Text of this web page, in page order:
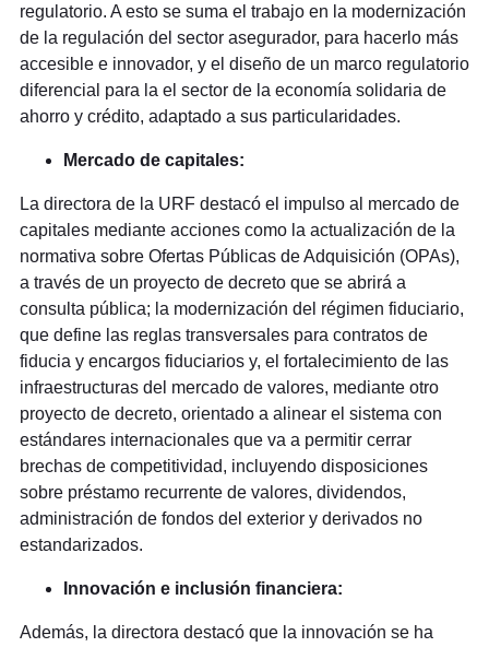
regulatorio. A esto se suma el trabajo en la modernización
de la regulación del sector asegurador, para hacerlo más
accesible e innovador, y el diseño de un marco regulatorio
diferencial para la el sector de la economía solidaria de
ahorro y crédito, adaptado a sus particularidades.
Mercado de capitales:
La directora de la URF destacó el impulso al mercado de
capitales mediante acciones como la actualización de la
normativa sobre Ofertas Públicas de Adquisición (OPAs),
a través de un proyecto de decreto que se abrirá a
consulta pública; la modernización del régimen fiduciario,
que define las reglas transversales para contratos de
fiducia y encargos fiduciarios y, el fortalecimiento de las
infraestructuras del mercado de valores, mediante otro
proyecto de decreto, orientado a alinear el sistema con
estándares internacionales que va a permitir cerrar
brechas de competitividad, incluyendo disposiciones
sobre préstamo recurrente de valores, dividendos,
administración de fondos del exterior y derivados no
estandarizados.
Innovación e inclusión financiera:
Además, la directora destacó que la innovación se ha